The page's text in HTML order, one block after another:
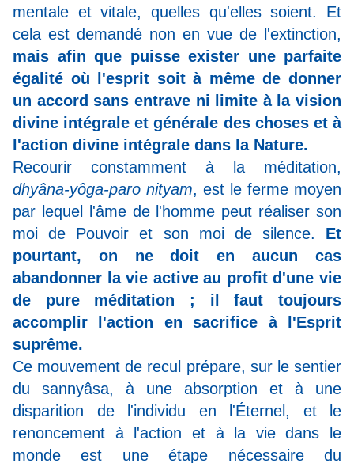
mentale et vitale, quelles qu'elles soient. Et
cela est demandé non en vue de l'extinction,
mais afin que puisse exister une parfaite
égalité où l'esprit soit à même de donner
un accord sans entrave ni limite à la vision
divine intégrale et générale des choses et à
l'action divine intégrale dans la Nature.
Recourir constamment à la méditation,
dhyâna-yôga-paro nityam, est le ferme moyen
par lequel l'âme de l'homme peut réaliser son
moi de Pouvoir et son moi de silence. Et
pourtant, on ne doit en aucun cas
abandonner la vie active au profit d'une vie
de pure méditation ; il faut toujours
accomplir l'action en sacrifice à l'Esprit
suprême.
Ce mouvement de recul prépare, sur le sentier
du sannyâsa, à une absorption et à une
disparition de l'individu en l'Éternel, et le
renoncement à l'action et à la vie dans le
monde est une étape nécessaire du